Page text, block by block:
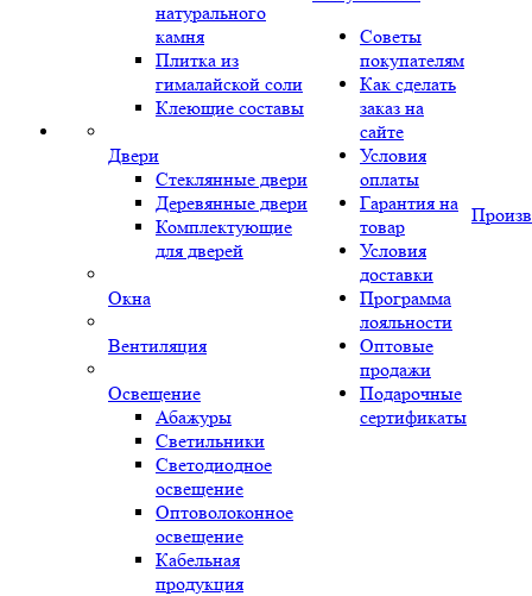
натурального
камня
Плитка из
гималайской соли
Клеющие составы
Двери
Стеклянные двери
Деревянные двери
Комплектующие
для дверей
Окна
Вентиляция
Освещение
Абажуры
Светильники
Светодиодное
освещение
Оптоволоконное
освещение
Кабельная
продукция
Советы
покупателям
Как сделать
заказ на
сайте
Условия
оплаты
Гарантия на
товар
Условия
доставки
Программа
лояльности
Оптовые
продажи
Подарочные
сертификаты